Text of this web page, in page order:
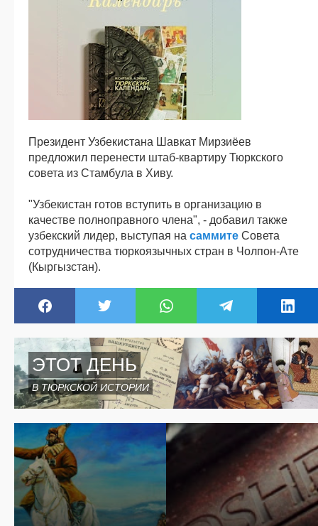
Президент Узбекистана Шавкат Мирзиёев
предложил перенести штаб-квартиру Тюркского
совета из Стамбула в Хиву.
"Узбекистан готов вступить в организацию в
качестве полноправного члена", - добавил также
узбекский лидер, выступая на саммите Совета
сотрудничества тюркоязычных стран в Чолпон-Ате
(Кыргызстан).
ЭТОТ ДЕНЬ
В ТЮРКСКОЙ ИСТОРИИ